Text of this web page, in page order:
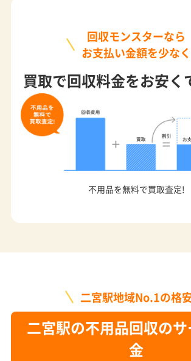
回収モンスターなら
お支払い金額を少なく
買取で回収料金をお安く
不用品を無料で買取査定!
二宮駅地域No.1の格
二宮駅の不用品回収の
金